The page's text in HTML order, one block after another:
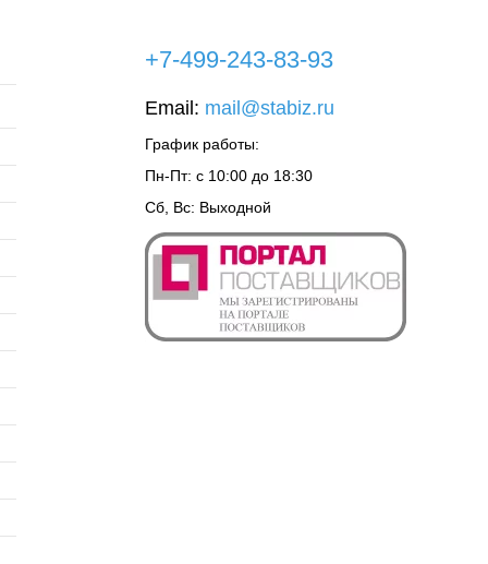
+7-499-243-83-93
Email: mail@stabiz.ru
График работы:
Пн-Пт: с 10:00 до 18:30
Сб, Вс: Выходной